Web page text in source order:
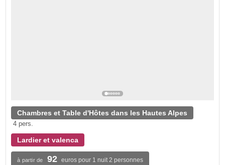
Chambres et Table d'Hôtes dans les Hautes Alpes
4 pers.
Lardier et valenca
à partir de 92 euros pour 1 nuit 2 personnes